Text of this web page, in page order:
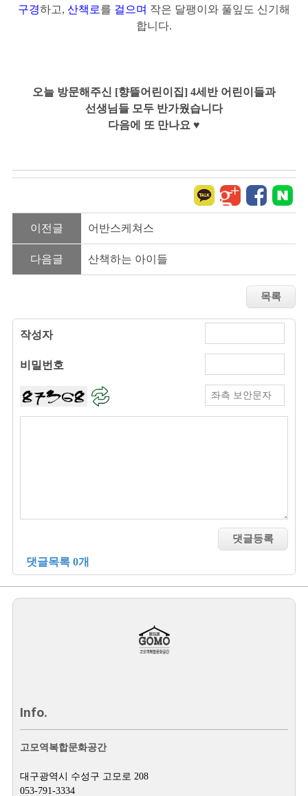
구경하고, 산책로를 걸으며 작은 달팽이와 풀잎도 신기해
합니다.
오늘 방문해주신 [향뜰어린이집] 4세반 어린이들과
선생님들 모두 반가웠습니다
다음에 또 만나요 ♥
이전글 어반스케쳐스
다음글 산책하는 아이들
작성자
비밀번호
댓글목록 0개
Info.
고모역복합문화공간
대구광역시 수성구 고모로 208
053-791-3334